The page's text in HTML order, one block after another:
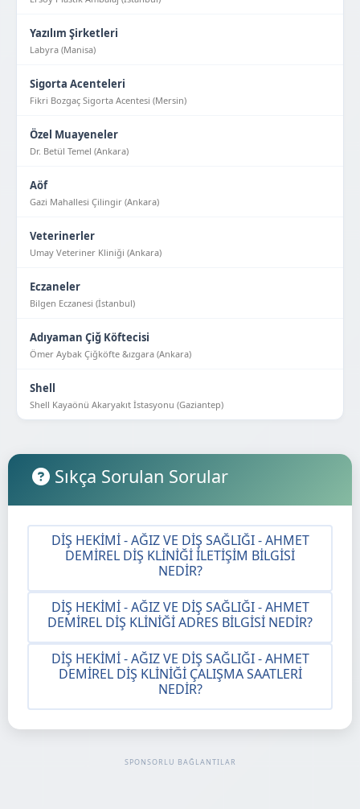
Yazılım Şirketleri
Labyra (Manisa)
Sigorta Acenteleri
Fikri Bozgaç Sigorta Acentesi (Mersin)
Özel Muayeneler
Dr. Betül Temel (Ankara)
Aöf
Gazi Mahallesi Çilingir (Ankara)
Veterinerler
Umay Veteriner Kliniği (Ankara)
Eczaneler
Bilgen Eczanesi (İstanbul)
Adıyaman Çiğ Köftecisi
Ömer Aybak Çiğköfte &ızgara (Ankara)
Shell
Shell Kayaönü Akaryakıt İstasyonu (Gaziantep)
Sıkça Sorulan Sorular
DIŞ HEKIMI - AĞIZ VE DIŞ SAĞLIĞI - AHMET
DEMIREL DIŞ KLINIĞI İLETIŞIM BILGISI
NEDIR?
DIŞ HEKIMI - AĞIZ VE DIŞ SAĞLIĞI - AHMET
DEMIREL DIŞ KLINIĞI ADRES BILGISI NEDIR?
DIŞ HEKIMI - AĞIZ VE DIŞ SAĞLIĞI - AHMET
DEMIREL DIŞ KLINIĞI ÇALIŞMA SAATLERI
NEDIR?
SPONSORLU BAĞLANTILAR